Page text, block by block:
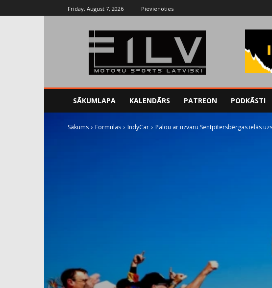
Friday, August 7, 2026 Pievienoties
SĀKUMLAPA KALENDĀRS PATREON PODKĀSTI
Sākums Formulas IndyCar Palou ar uzvaru Sentpītersbērgas ielās